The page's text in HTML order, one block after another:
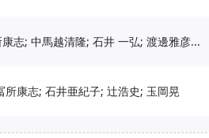
志; 中馬越清隆; 石井 一弘; 渡邊雅彦...
康志; 石井亜紀子; 辻浩史; 玉岡晃